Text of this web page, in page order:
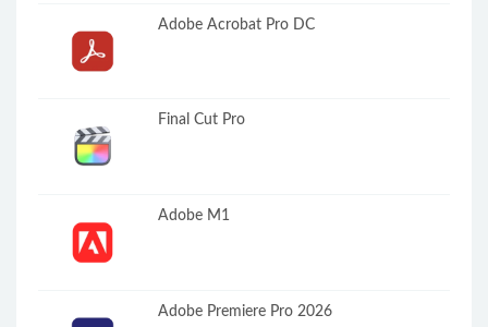
Adobe Acrobat Pro DC
Final Cut Pro
Adobe M1
Adobe Premiere Pro 2026